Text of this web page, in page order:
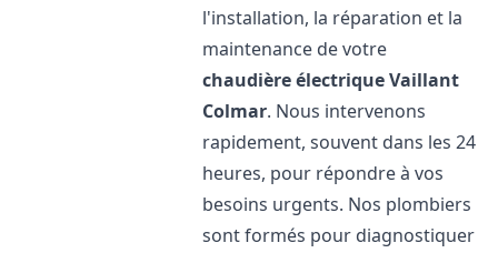
l'installation, la réparation et la
maintenance de votre
chaudière électrique Vaillant
Colmar. Nous intervenons
rapidement, souvent dans les 24
heures, pour répondre à vos
besoins urgents. Nos plombiers
sont formés pour diagnostiquer